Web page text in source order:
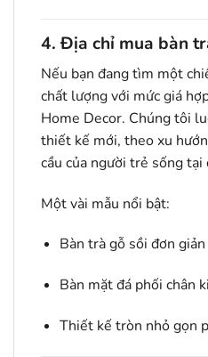
4. Địa chỉ mua bàn
Nếu bạn đang tìm một
chất lượng với mức giá
Home Decor. Chúng tôi
thiết kế mới, theo xu
cầu của người trẻ sống tại
Một vài mẫu nổi bật:
Bàn trà gỗ sồi đơn giản
Bàn mặt đá phối chân
Thiết kế tròn nhỏ gọn